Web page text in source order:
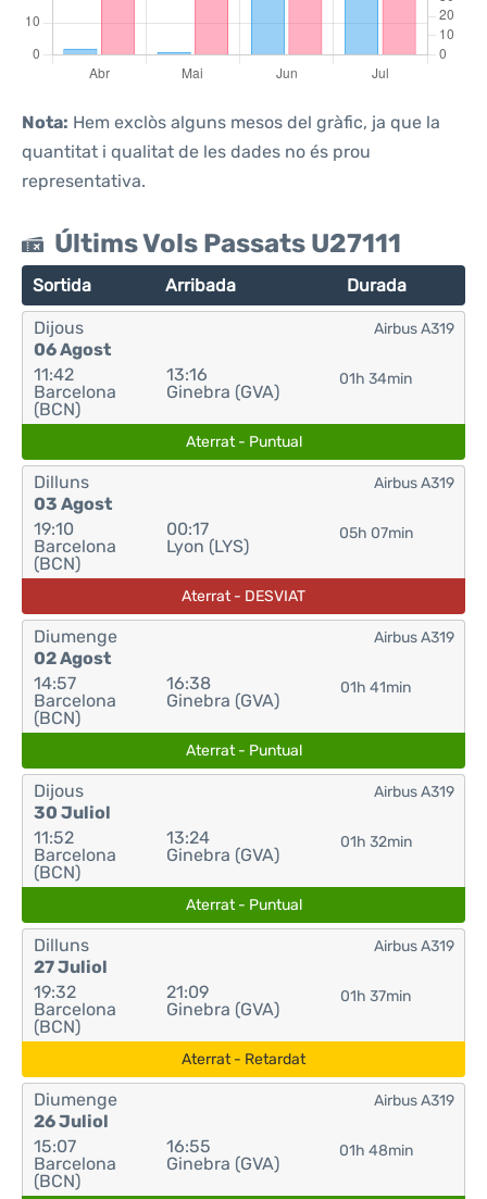
Nota: Hem exclòs alguns mesos del gràfic, ja que la
quantitat i qualitat de les dades no és prou
representativa.
Últims Vols Passats U27111
Sortida Arribada Durada
Dijous
06 Agost
11:42
Barcelona
(BCN)
13:16
Ginebra (GVA)
01h 34min
Airbus A319
Aterrat - Puntual
Dilluns
03 Agost
19:10
Barcelona
(BCN)
00:17
Lyon (LYS)
05h 07min
Airbus A319
Aterrat - DESVIAT
Diumenge
02 Agost
14:57
Barcelona
(BCN)
16:38
Ginebra (GVA)
01h 41min
Airbus A319
Aterrat - Puntual
Dijous
30 Juliol
11:52
Barcelona
(BCN)
13:24
Ginebra (GVA)
01h 32min
Airbus A319
Aterrat - Puntual
Dilluns
27 Juliol
19:32
Barcelona
(BCN)
21:09
Ginebra (GVA)
01h 37min
Airbus A319
Aterrat - Retardat
Diumenge
26 Juliol
15:07
Barcelona
(BCN)
16:55
Ginebra (GVA)
01h 48min
Airbus A319